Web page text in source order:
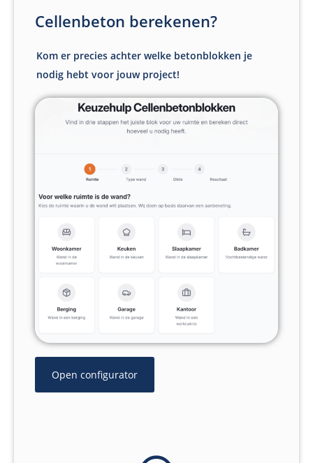
Cellenbeton berekenen?
Kom er precies achter welke betonblokken je
nodig hebt voor jouw project!
Open configurator